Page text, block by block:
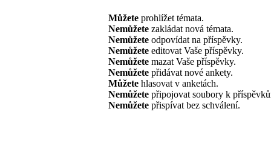
Můžete prohlížet témata.
Nemůžete zakládat nová témata.
Nemůžete odpovídat na příspěvky.
Nemůžete editovat Vaše příspěvky.
Nemůžete mazat Vaše příspěvky.
Nemůžete přidávat nové ankety.
Můžete hlasovat v anketách.
Nemůžete připojovat soubory k
Nemůžete přispívat bez schválení.